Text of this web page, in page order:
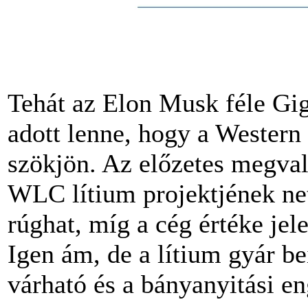
Tehát az Elon Musk féle
adott lenne, hogy a
szökjön. Az előzetes
WLC lítium projektjének
rúghat, míg a cég értéke
Igen ám, de a lítium gyár
várható és a bányanyitási